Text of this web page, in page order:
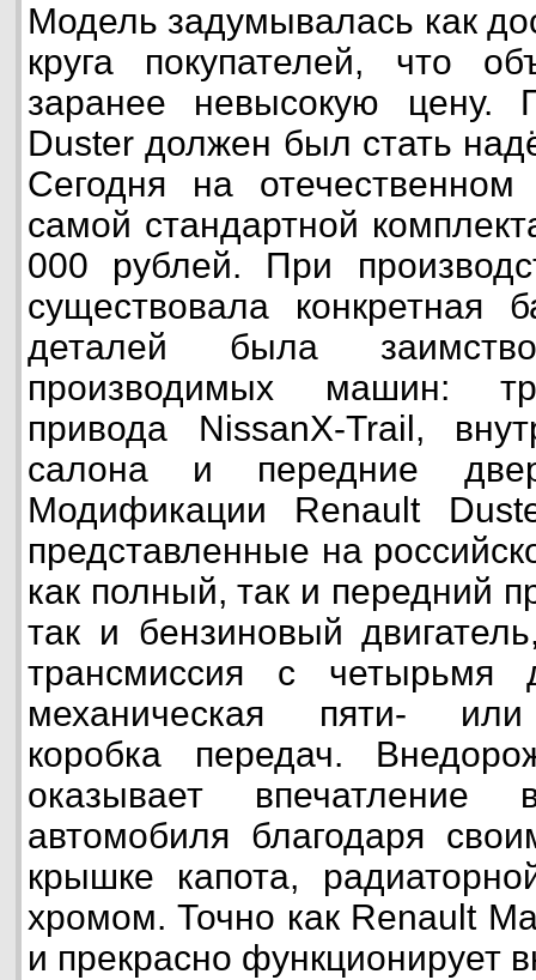
Модель задумывалась как
круга покупателей, что
заранее невысокую цену.
Duster должен был стать
Сегодня на
самой стандартной
000 рублей. При
существовала конкретная
деталей была
производимых машин:
привода NissanX-Trail,
салона и передние
Модификации Renault
представленные на
как полный, так и передний
так и бензиновый
трансмиссия с четырьмя
механическая пяти- или
коробка передач.
оказывает впечатление
автомобиля благодаря
крышке капота,
хромом. Точно как Renault
и прекрасно функционирует